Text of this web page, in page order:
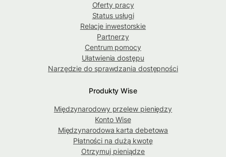
Oferty pracy
Status usługi
Relacje inwestorskie
Partnerzy
Centrum pomocy
Ułatwienia dostępu
Narzędzie do sprawdzania dostępności
Produkty Wise
Międzynarodowy przelew pieniędzy
Konto Wise
Międzynarodowa karta debetowa
Płatności na dużą kwotę
Otrzymuj pieniądze